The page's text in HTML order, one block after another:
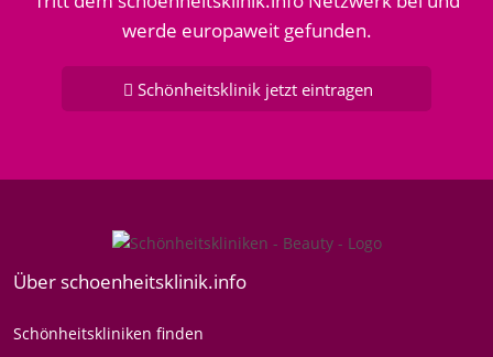
werde europaweit gefunden.
Schönheitsklinik jetzt eintragen
Über schoenheitsklinik.info
Schönheitskliniken finden